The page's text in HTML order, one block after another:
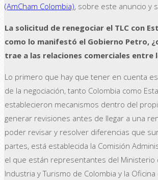
(AmCham Colombia), sobre este anuncio y
La solicitud de renegociar el TLC con
como lo manifestó el Gobierno Petro,
trae a las relaciones comerciales entre
Lo primero que hay que tener en cuenta
de la negociación, tanto Colombia como
establecieron mecanismos dentro del
generar revisiones antes de llegar a una
poder revisar y resolver diferencias que
partes, está establecida la Comisión
el que están representantes del Ministerio
Industria y Turismo de Colombia y la